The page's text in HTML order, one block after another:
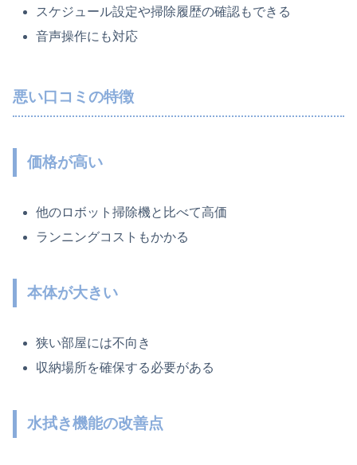
スケジュール設定や掃除履歴の確認もできる
音声操作にも対応
悪い口コミの特徴
価格が高い
他のロボット掃除機と比べて高価
ランニングコストもかかる
本体が大きい
狭い部屋には不向き
収納場所を確保する必要がある
水拭き機能の改善点